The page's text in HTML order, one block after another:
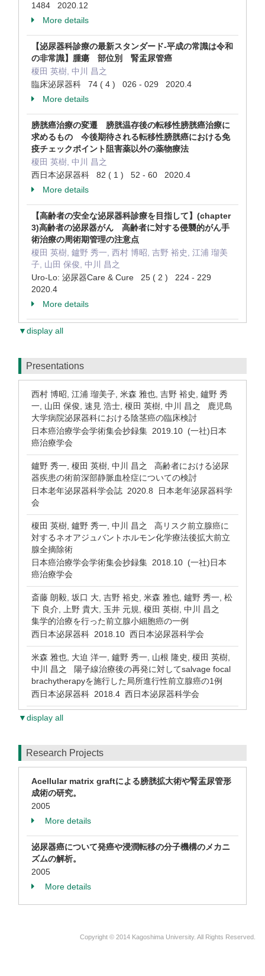
1484 2020.12
More details
【泌尿器科診療の最新スタンダード-平成の常識は令和
の非常識】腫瘍 部位別 腎盂尿管癌
榎田 英樹, 中川 昌之
臨床泌尿器科 74 ( 4 ) 026 - 029 2020.4
More details
膀胱癌治療の変遷 膀胱温存後の転移性膀胱癌治療に
求めるもの 今後期待される転移性膀胱癌における免
疫チェックポイント阻害薬以外の薬物療法
榎田 英樹, 中川 昌之
西日本泌尿器科 82 ( 1 ) 52 - 60 2020.4
More details
【高齢者の安全な泌尿器科診療を目指して】(chapter
3)高齢者の泌尿器がん 高齢者に対する侵襲的がん手
術治療の周術期管理の注意点
榎田 英樹, 鑪野 秀一, 西村 博昭, 吉野 裕史, 江浦 瑠美
子, 山田 保俊, 中川 昌之
Uro-Lo: 泌尿器Care & Cure 25 ( 2 ) 224 - 229
2020.4
More details
▼display all
Presentations
西村 博昭, 江浦 瑠美子, 米森 雅也, 吉野 裕史, 鑪野 秀
一, 山田 保俊, 速見 浩士, 榎田 英樹, 中川 昌之 鹿児島
大学病院泌尿器科における陰茎癌の臨床検討
日本癌治療学会学術集会抄録集 2019.10 (一社)日本
癌治療学会
鑪野 秀一, 榎田 英樹, 中川 昌之 高齢者における泌尿
器疾患の術前深部静脈血栓症についての検討
日本老年泌尿器科学会誌 2020.8 日本老年泌尿器科学
会
榎田 英樹, 鑪野 秀一, 中川 昌之 高リスク前立腺癌に
対するネオアジュバントホルモン化学療法後拡大前立
腺全摘除術
日本癌治療学会学術集会抄録集 2018.10 (一社)日本
癌治療学会
斎藤 朗毅, 坂口 大, 吉野 裕史, 米森 雅也, 鑪野 秀一, 松
下 良介, 上野 貴大, 玉井 元規, 榎田 英樹, 中川 昌之
集学的治療を行った前立腺小細胞癌の一例
西日本泌尿器科 2018.10 西日本泌尿器科学会
米森 雅也, 大迫 洋一, 鑪野 秀一, 山根 隆史, 榎田 英樹,
中川 昌之 陽子線治療後の再発に対してsalvage focal
brachytherapyを施行した局所進行性前立腺癌の1例
西日本泌尿器科 2018.4 西日本泌尿器科学会
▼display all
Research Projects
Acellular matrix graftによる膀胱拡大術や腎盂尿管形
成術の研究。
2005
More details
泌尿器癌について発癌や浸潤転移の分子機構のメカニ
ズムの解析。
2005
More details
Copyright © 2014 Kagoshima University. All Rights Reserved.